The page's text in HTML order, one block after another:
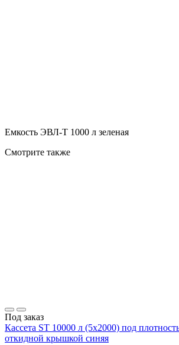
Емкость ЭВЛ-Т 1000 л зеленая
Смотрите также
Под заказ
Кассета ST 10000 л (5х2000) под
откидной крышкой синяя